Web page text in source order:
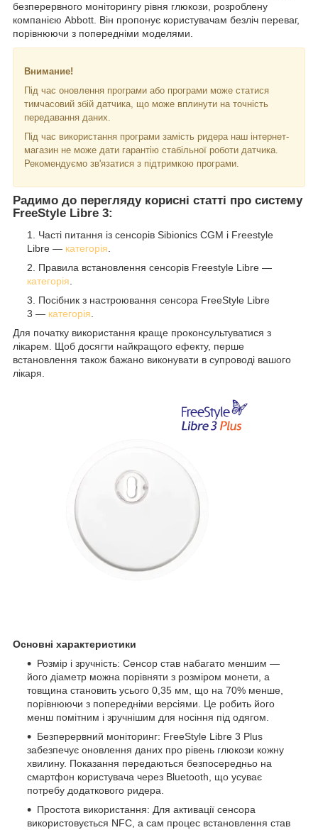
безперервного моніторингу рівня глюкози, розроблену
компанією Abbott. Він пропонує користувачам безліч переваг,
порівнюючи з попередніми моделями.
Внимание!
Під час оновлення програми або програми може статися
тимчасовий збій датчика, що може вплинути на точність
передавання даних.
Під час використання програми замість ридера наш інтернет-
магазин не може дати гарантію стабільної роботи датчика.
Рекомендуємо зв'язатися з підтримкою програми.
Радимо до перегляду корисні статті про систему
FreeStyle Libre 3:
Часті питання із сенсорів Sibionics CGM і Freestyle
Libre — категорія.
Правила встановлення сенсорів Freestyle Libre —
категорія.
Посібник з настроювання сенсора FreeStyle Libre
3 — категорія.
Для початку використання краще проконсультуватися з
лікарем. Щоб досягти найкращого ефекту, перше
встановлення також бажано виконувати в супроводі вашого
лікаря.
Основні характеристики
Розмір і зручність: Сенсор став набагато меншим —
його діаметр можна порівняти з розміром монети, а
товщина становить усього 0,35 мм, що на 70% менше,
порівнюючи з попередніми версіями. Це робить його
менш помітним і зручнішим для носіння під одягом.
Безперервний моніторинг: FreeStyle Libre 3 Plus
забезпечує оновлення даних про рівень глюкози кожну
хвилину. Показання передаються безпосередньо на
смартфон користувача через Bluetooth, що усуває
потребу додаткового ридера.
Простота використання: Для активації сенсора
використовується NFC, а сам процес встановлення став